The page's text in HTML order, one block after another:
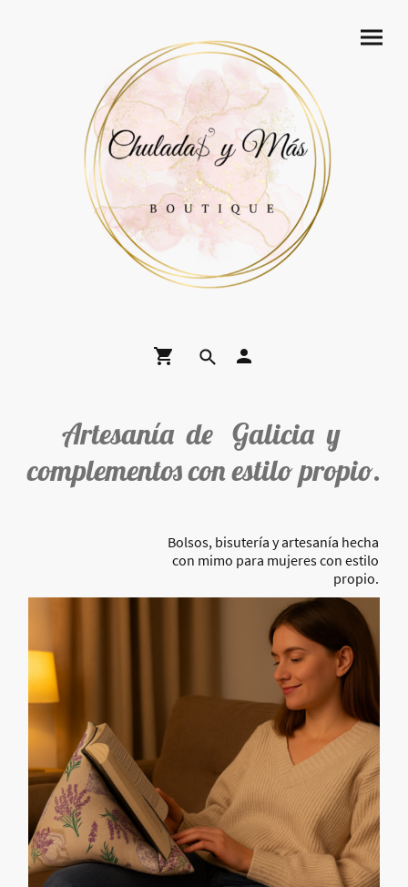
Artesanía de Galicia y
complementos con estilo propio.
Bolsos, bisutería y artesanía hecha
con mimo para mujeres con estilo
propio.